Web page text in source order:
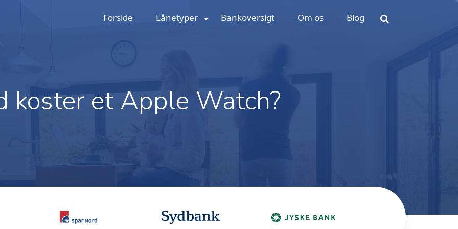
Forside Lånetyper Bankoversigt Om os Blog
koster et Apple Watch?